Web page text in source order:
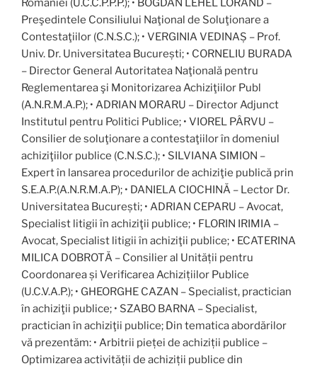
României (U.C.C.P.P.P.); • BOGDAN LEHEL LORAND –
Preşedintele Consiliului Naţional de Soluţionare a
Contestaţiilor (C.N.S.C.); • VERGINIA VEDINAȘ – Prof.
Univ. Dr. Universitatea București; • CORNELIU BURADA
– Director General Autoritatea Naţională pentru
Reglementarea şi Monitorizarea Achiziţiilor Publ
(A.N.R.M.A.P.); • ADRIAN MORARU – Director Adjunct
Institutul pentru Politici Publice; • VIOREL PÂRVU –
Consilier de soluţionare a contestaţiilor în domeniul
achiziţiilor publice (C.N.S.C.); • SILVIANA SIMION –
Expert în lansarea procedurilor de achiziţie publică prin
S.E.A.P.(A.N.R.M.A.P); • DANIELA CIOCHINĂ – Lector Dr.
Universitatea București; • ADRIAN CEPARU – Avocat,
Specialist litigii în achiziţii publice; • FLORIN IRIMIA –
Avocat, Specialist litigii în achiziţii publice; • ECATERINA
MILICA DOBROTĂ – Consilier al Unității pentru
Coordonarea și Verificarea Achizițiilor Publice
(U.C.V.A.P.); • GHEORGHE CAZAN – Specialist, practician
în achiziţii publice; • SZABO BARNA – Specialist,
practician în achiziţii publice; Din tematica abordărilor
vă prezentăm: • Arbitrii pieței de achiziții publice –
Optimizarea activității de achiziții publice din